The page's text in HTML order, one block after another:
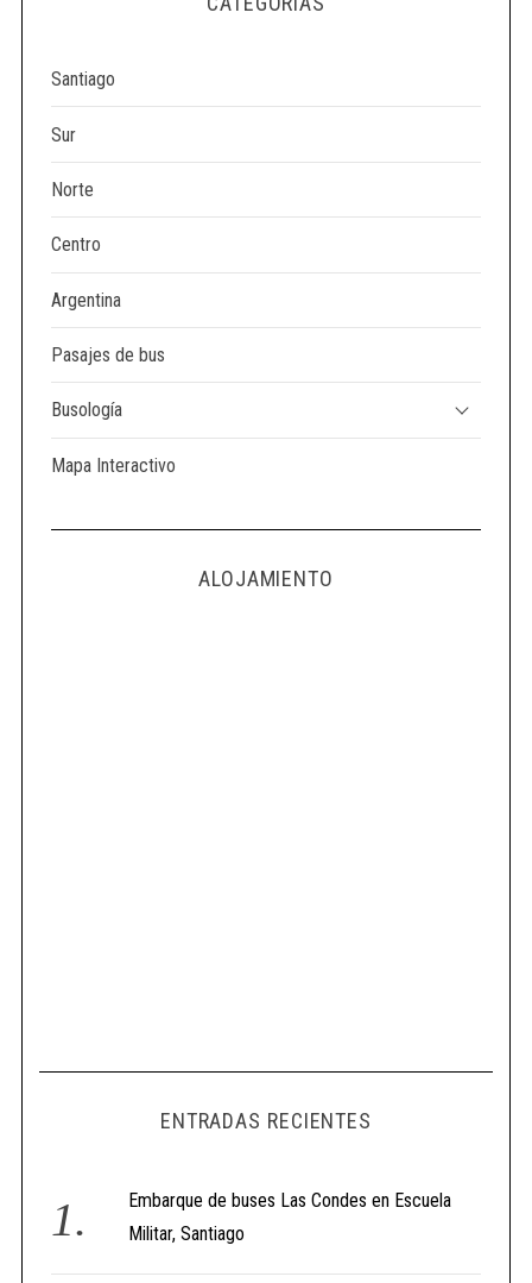
Santiago
Sur
Norte
Centro
Argentina
Pasajes de bus
Busología
Mapa Interactivo
ALOJAMIENTO
ENTRADAS RECIENTES
Embarque de buses Las Condes en Escuela
Militar, Santiago
c
h
o
: